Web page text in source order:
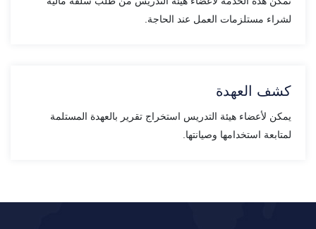
لشراء مستلزمات العمل عند الحاجة.
كشف العهدة
يمكن لأعضاء هيئة التدريس استخراج تقرير بالعهدة المستلمة
لمتابعة استخدامها وصيانتها.